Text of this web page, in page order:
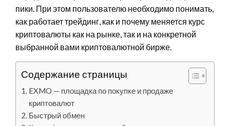
пики. При этом пользователю необходимо понимать,
как работает трейдинг, как и почему меняется курс
криптовалюты как на рынке, так и на конкретной
выбранной вами криптовалютной бирже.
Содержание страницы
EXMO — площадка по покупке и продаже
криптовалют
Быстрый обмен